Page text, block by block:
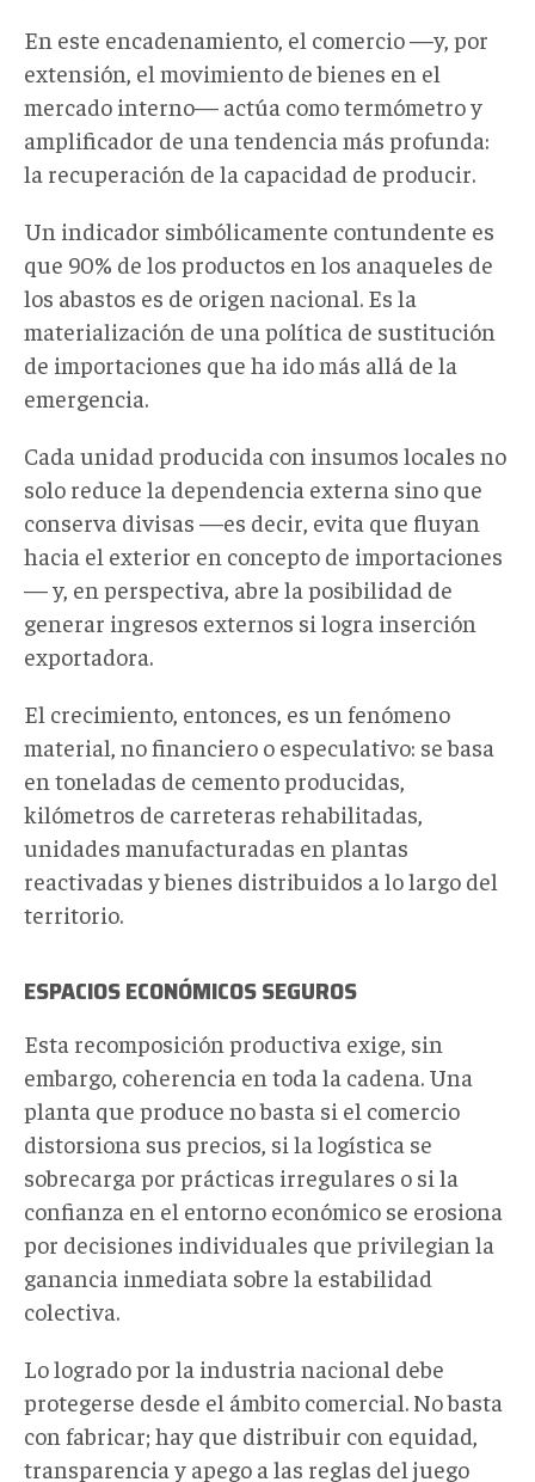
En este encadenamiento, el comercio —y, por
extensión, el movimiento de bienes en el
mercado interno— actúa como termómetro y
amplificador de una tendencia más profunda:
la recuperación de la capacidad de producir.
Un indicador simbólicamente contundente es
que 90% de los productos en los anaqueles de
los abastos es de origen nacional. Es la
materialización de una política de sustitución
de importaciones que ha ido más allá de la
emergencia.
Cada unidad producida con insumos locales no
solo reduce la dependencia externa sino que
conserva divisas —es decir, evita que fluyan
hacia el exterior en concepto de importaciones
— y, en perspectiva, abre la posibilidad de
generar ingresos externos si logra inserción
exportadora.
El crecimiento, entonces, es un fenómeno
material, no financiero o especulativo: se basa
en toneladas de cemento producidas,
kilómetros de carreteras rehabilitadas,
unidades manufacturadas en plantas
reactivadas y bienes distribuidos a lo largo del
territorio.
ESPACIOS ECONÓMICOS SEGUROS
Esta recomposición productiva exige, sin
embargo, coherencia en toda la cadena. Una
planta que produce no basta si el comercio
distorsiona sus precios, si la logística se
sobrecarga por prácticas irregulares o si la
confianza en el entorno económico se erosiona
por decisiones individuales que privilegian la
ganancia inmediata sobre la estabilidad
colectiva.
Lo logrado por la industria nacional debe
protegerse desde el ámbito comercial. No basta
con fabricar; hay que distribuir con equidad,
transparencia y apego a las reglas del juego